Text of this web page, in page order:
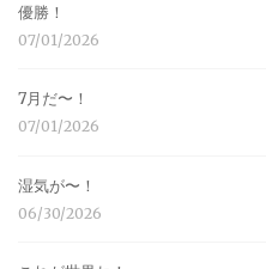
優勝！
07/01/2026
7月だ〜！
07/01/2026
湿気が〜！
06/30/2026